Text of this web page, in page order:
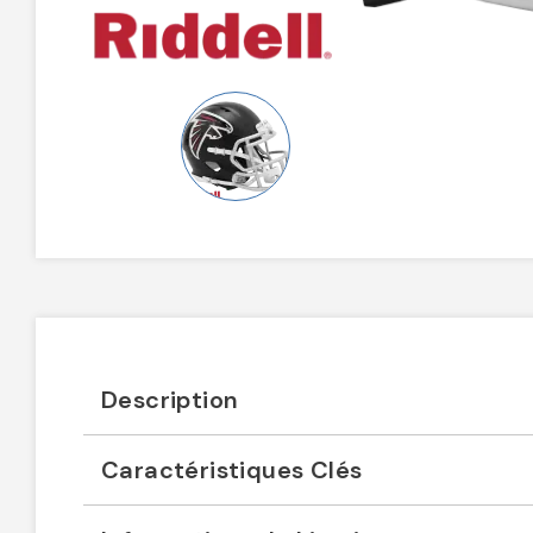
Description
Caractéristiques Clés